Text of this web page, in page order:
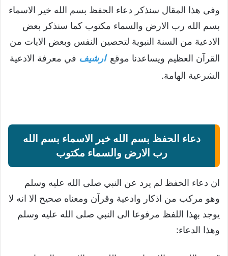
وفي هذا المقال سنذكر دعاء الحفظ بسم الله خير الاسماء
بسم الله رب الارض والسماء مكتوب كما سنذكر بعض
الادعية من السنة النبوية لتحصين النفس وبعض الايات من
القرآن العظيم ويساعدنا موقع ارشيف في معرفة الادعية
الشرعية الهامة.
دعاء الحفظ بسم الله خير الاسماء بسم الله
رب الارض والسماء مكتوب
ان دعاء الحفظ لم يرد عن النبي صلى الله عليه وسلم
وهو مركب من اذكار وادعية وقرآن ومعناه صحيح الا انه لا
يوجد بهذا اللفظ مرفوعا الى النبي صلى الله عليه وسلم
وهذا الدعاء: